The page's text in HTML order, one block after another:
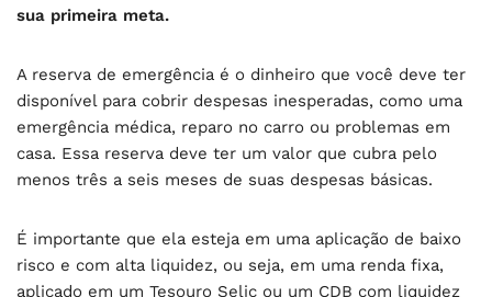
sua primeira meta.
A reserva de emergência é o dinheiro que você deve ter
disponível para cobrir despesas inesperadas, como uma
emergência médica, reparo no carro ou problemas em
casa. Essa reserva deve ter um valor que cubra pelo
menos três a seis meses de suas despesas básicas.
É importante que ela esteja em uma aplicação de baixo
risco e com alta liquidez, ou seja, em uma renda fixa,
aplicado em um Tesouro Selic ou um CDB com liquidez